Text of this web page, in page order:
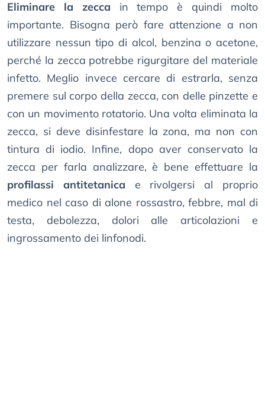
Eliminare la zecca in tempo è quindi molto
importante. Bisogna però fare attenzione a non
utilizzare nessun tipo di alcol, benzina o acetone,
perché la zecca potrebbe rigurgitare del materiale
infetto. Meglio invece cercare di estrarla, senza
premere sul corpo della zecca, con delle pinzette e
con un movimento rotatorio. Una volta eliminata la
zecca, si deve disinfestare la zona, ma non con
tintura di iodio. Infine, dopo aver conservato la
zecca per farla analizzare, è bene effettuare la
profilassi antitetanica e rivolgersi al proprio
medico nel caso di alone rossastro, febbre, mal di
testa, debolezza, dolori alle articolazioni e
ingrossamento dei linfonodi.